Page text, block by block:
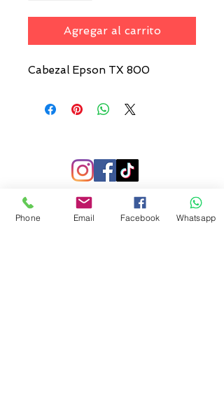
Agregar al carrito
Cabezal Epson TX 800
Phone Email Facebook Whatsapp